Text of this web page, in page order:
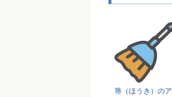
箒（ほうき）のア